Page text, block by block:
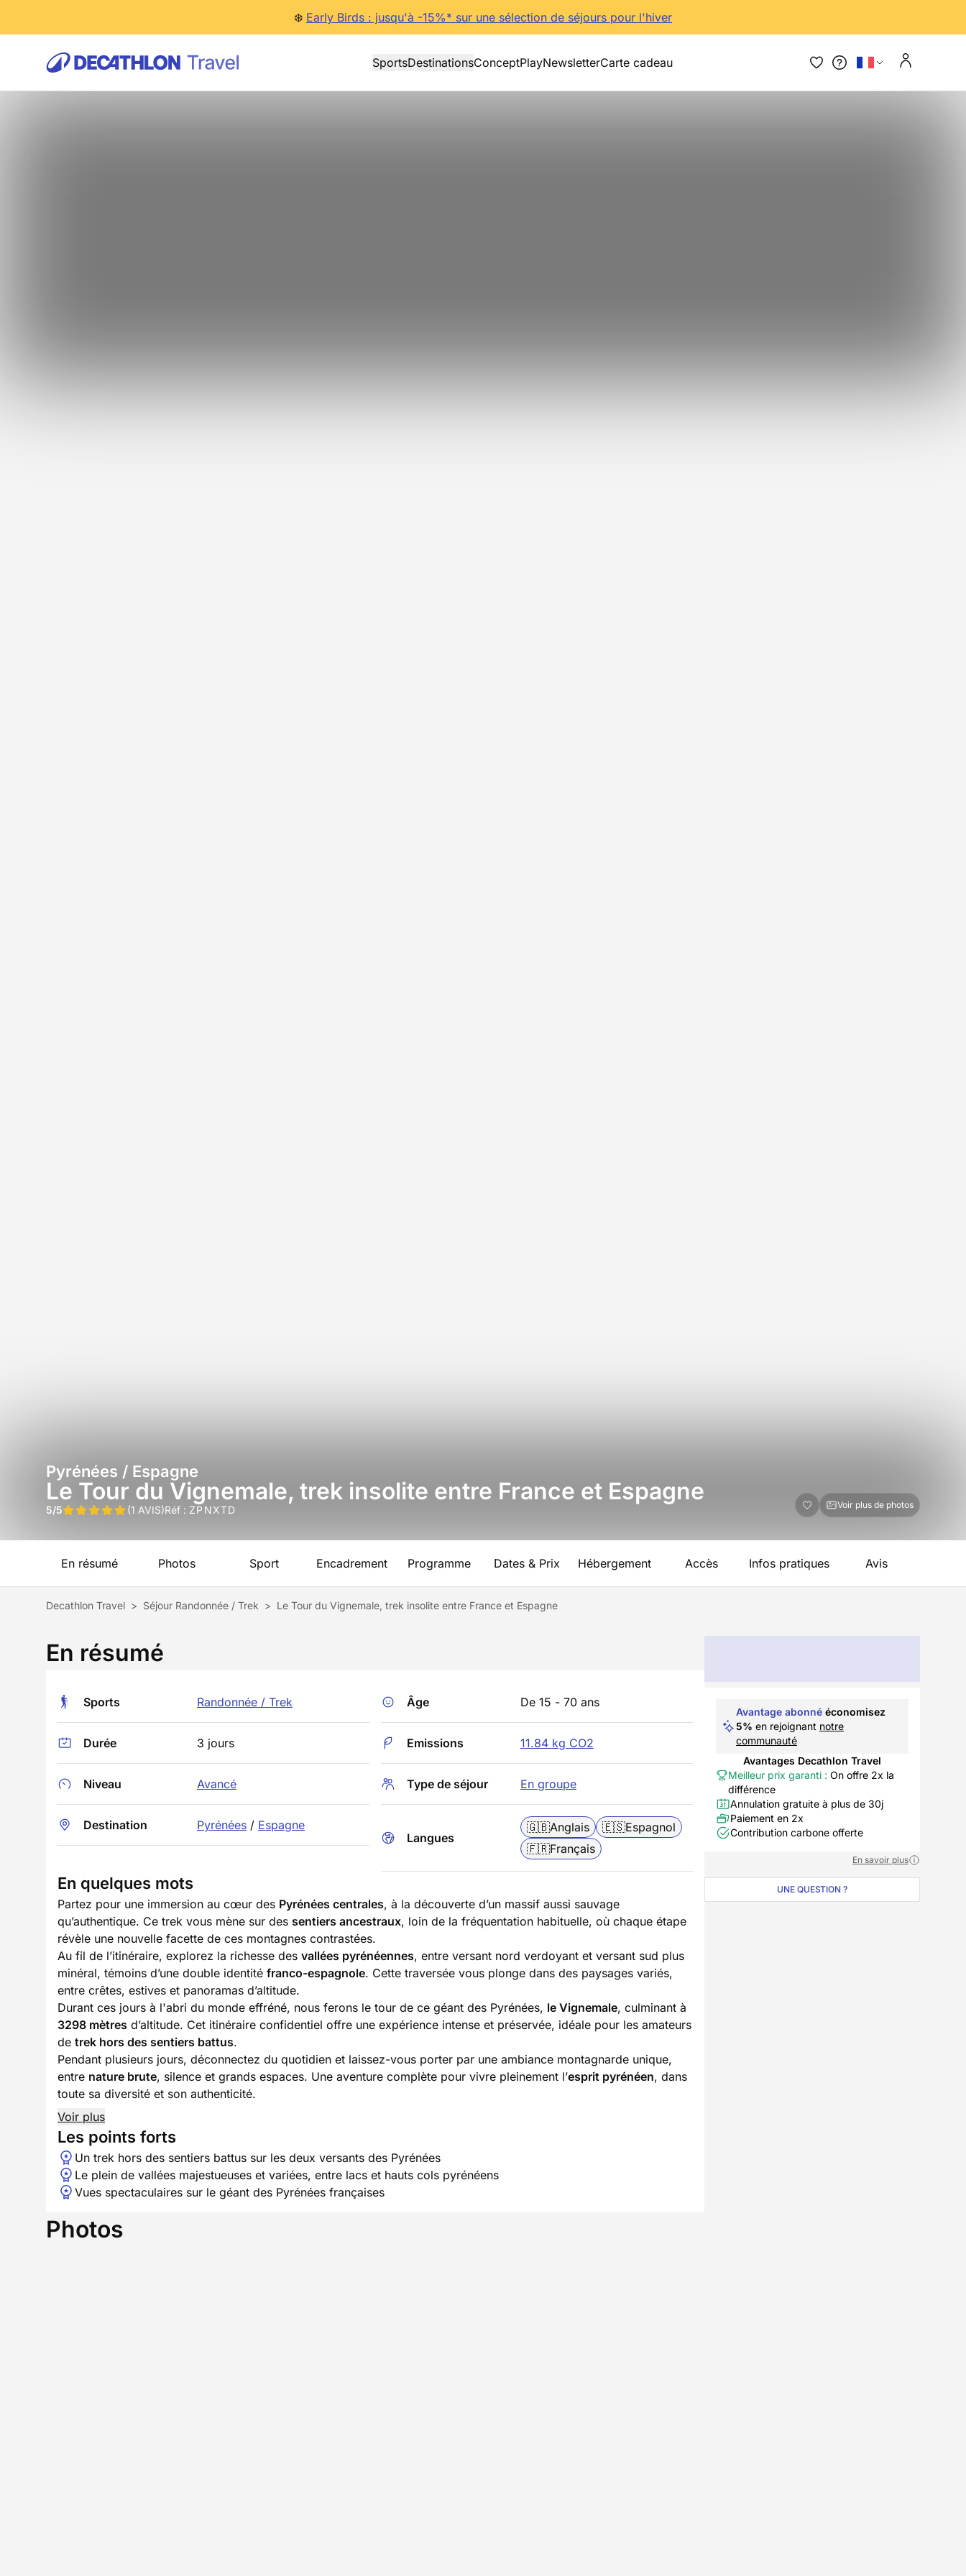
❄️ Early Birds : jusqu'à -15%* sur une sélection de séjours pour l'hiver
SportsDestinationsConceptPlayNewsletterCarte cadeau
Pyrénées / Espagne
Le Tour du Vignemale, trek insolite entre France et Espagne
5/5 (1 AVIS)Réf : ZPNXTD Voir plus de photos
En résumé Photos Sport Encadrement Programme Dates & Prix Hébergement Accès Infos pratiques Avis
Decathlon Travel > Séjour Randonnée / Trek > Le Tour du Vignemale, trek insolite entre France et Espagne
En résumé
Sports Randonnée / Trek
Durée 3 jours
Niveau Avancé
Destination Pyrénées / Espagne
Âge De 15 - 70 ans
Emissions 11.84 kg CO2
Type de séjour En groupe
Langues
🇬🇧Anglais 🇪🇸Espagnol
🇫🇷Français
En quelques mots
Partez pour une immersion au cœur des Pyrénées centrales, à la découverte d’un massif aussi sauvage
qu’authentique. Ce trek vous mène sur des sentiers ancestraux, loin de la fréquentation habituelle, où chaque étape
révèle une nouvelle facette de ces montagnes contrastées.
Au fil de l’itinéraire, explorez la richesse des vallées pyrénéennes, entre versant nord verdoyant et versant sud plus
minéral, témoins d’une double identité franco-espagnole. Cette traversée vous plonge dans des paysages variés,
entre crêtes, estives et panoramas d’altitude.
Durant ces jours à l'abri du monde effréné, nous ferons le tour de ce géant des Pyrénées, le Vignemale, culminant à
3298 mètres d’altitude. Cet itinéraire confidentiel offre une expérience intense et préservée, idéale pour les amateurs
de trek hors des sentiers battus.
Pendant plusieurs jours, déconnectez du quotidien et laissez-vous porter par une ambiance montagnarde unique,
entre nature brute, silence et grands espaces. Une aventure complète pour vivre pleinement l’esprit pyrénéen, dans
toute sa diversité et son authenticité.
Voir plus
Les points forts
Un trek hors des sentiers battus sur les deux versants des Pyrénées
Le plein de vallées majestueuses et variées, entre lacs et hauts cols pyrénéens
Vues spectaculaires sur le géant des Pyrénées françaises
Photos
Avantage abonné économisez
5% en rejoignant notre
communauté
Avantages Decathlon Travel
Meilleur prix garanti : On offre 2x la
différence
Annulation gratuite à plus de 30j
Paiement en 2x
Contribution carbone offerte
En savoir plus
UNE QUESTION ?